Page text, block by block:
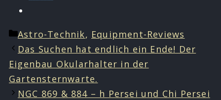
Kategorien
Astro-Technik, Equipment-Reviews
Das Suchen hat endlich ein Ende! Der
Eigenbau Okularhalter in der
Gartensternwarte.
NGC 869 & 884 – h Persei und Chi Persei